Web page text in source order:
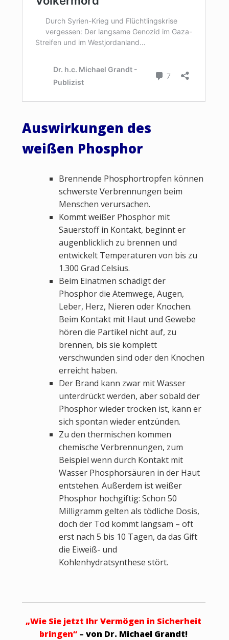
Auswirkungen des
weißen Phosphor
Brennende Phosphortropfen können
schwerste Verbrennungen beim
Menschen verursachen.
Kommt weißer Phosphor mit
Sauerstoff in Kontakt, beginnt er
augenblicklich zu brennen und
entwickelt Temperaturen von bis zu
1.300 Grad Celsius.
Beim Einatmen schädigt der
Phosphor die Atemwege, Augen,
Leber, Herz, Nieren oder Knochen.
Beim Kontakt mit Haut und Gewebe
hören die Partikel nicht auf, zu
brennen, bis sie komplett
verschwunden sind oder den Knochen
erreicht haben.
Der Brand kann zwar mit Wasser
unterdrückt werden, aber sobald der
Phosphor wieder trocken ist, kann er
sich spontan wieder entzünden.
Zu den thermischen kommen
chemische Verbrennungen, zum
Beispiel wenn durch Kontakt mit
Wasser Phosphorsäuren in der Haut
entstehen. Außerdem ist weißer
Phosphor hochgiftig: Schon 50
Milligramm gelten als tödliche Dosis,
doch der Tod kommt langsam – oft
erst nach 5 bis 10 Tagen, da das Gift
die Eiweiß- und
Kohlenhydratsynthese stört.
„Wie Sie jetzt Ihr Vermögen in Sicherheit
bringen“ – von Dr. Michael Grandt!